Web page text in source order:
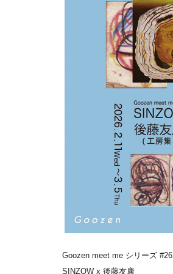
Goozen meet me シリーズ #26
SINZOW x 後藤友康